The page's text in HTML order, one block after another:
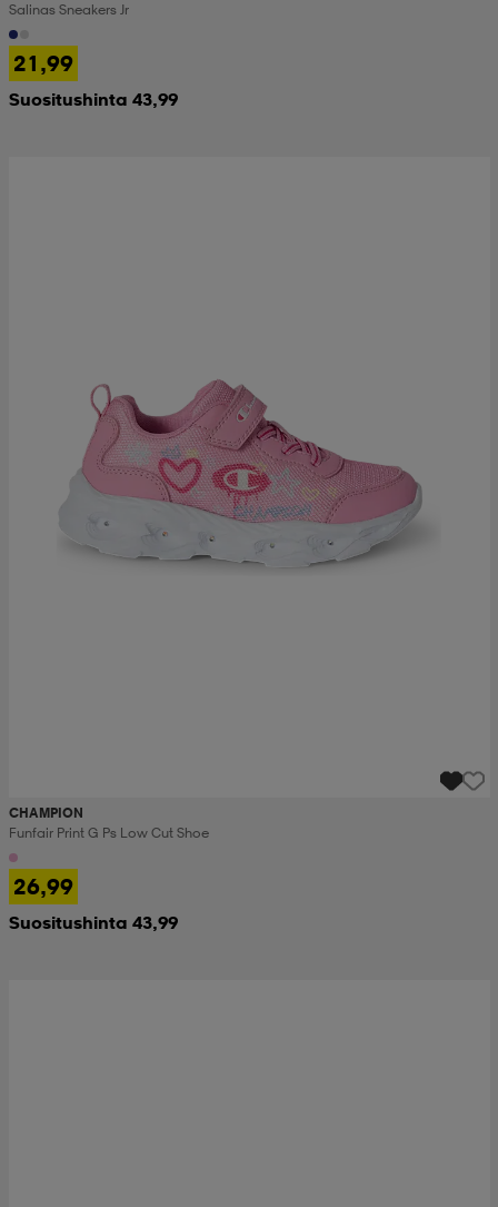
Salinas Sneakers Jr
21,99
Suositushinta 43,99
CHAMPION
Funfair Print G Ps Low Cut Shoe
26,99
Suositushinta 43,99